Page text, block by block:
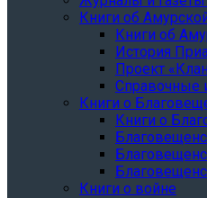
Книги об
Книги об
История
Проект
Справочные
Книги о
Книги о
Книги о войне